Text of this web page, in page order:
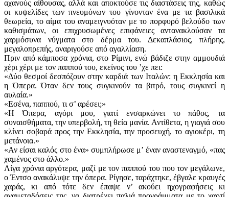
αχανούς αίθουσας, αλλά και αποκτούσε τις διαστάσεις της, καθώς
οι κυψελίδες των πνευμόνων του γίνονταν ένα με τα βασιλικά
θεωρεία, το αίμα του αναμειγνυόταν με το πορφυρό βελούδο των
καθισμάτων, οι επιχρυσωμένες επιφάνειες αντανακλούσαν τα
χαρμόσυνα νύγματα στο δέρμα του. Δεκαπλάσιος, πλήρης,
μεγαλοπρεπής, αναριγούσε από αγαλλίαση.
Πριν από κάμποσα χρόνια, στο Ρίμινι, ενώ βάδιζε στην αμμουδιά
χέρι χέρι με τον παππού του, εκείνος του ’χε πει:
«Δύο θεσμοί δεσπόζουν στην καρδιά των Ιταλών: η Εκκλησία και
η Όπερα. Όταν δεν τους συγκινούν τα βιτρό, τους συγκινεί η
αυλαία.»
«Εσένα, παππού, τι σ’ αρέσει;»
«Η Όπερα, αγόρι μου, γιατί ενσαρκώνει το πάθος, τα
συναισθήματα, την υπερβολή, τη θεία μανία. Αντίθετα, η γιαγιά σου
κλίνει σοβαρά προς την Εκκλησία, την προσευχή, το αγιοκέρι, τη
μετάνοια.»
«Αν είσαι καλός στο ένα» συμπλήρωσε μ’ έναν αναστεναγμό, «πας
χαμένος στο άλλο.»
Λίγα χρόνια αργότερα, μαζί με τον παππού του που τον μεγάλωνε,
ο Έντσο ανακάλυψε την όπερα. Ρίγησε, ταράχτηκε, έβγαλε κραυγές
χαράς, κι από τότε δεν έπαψε ν’ ακούει ηχογραφήσεις κι